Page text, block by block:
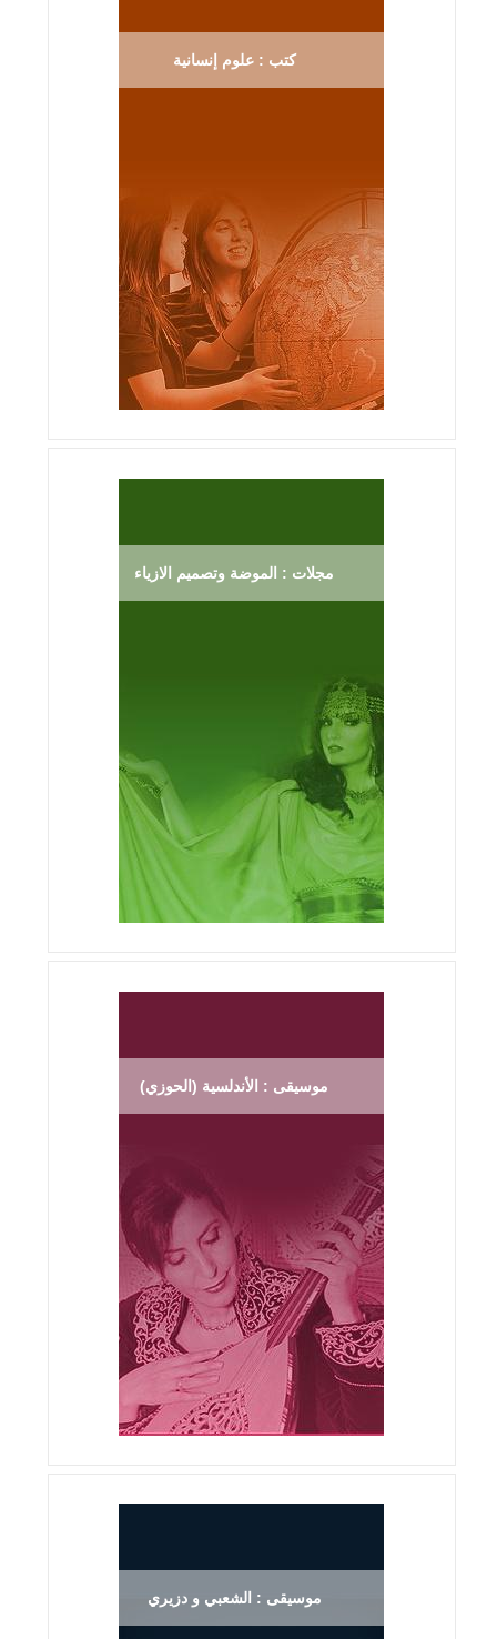
كتب : علوم إنسانية
مجلات : الموضة وتصميم الازياء
موسيقى : الأندلسية (الحوزي)
موسيقى : الشعبي و دزيري